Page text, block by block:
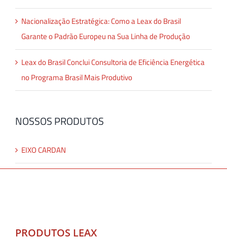
Nacionalização Estratégica: Como a Leax do Brasil
Garante o Padrão Europeu na Sua Linha de Produção
Leax do Brasil Conclui Consultoria de Eficiência Energética
no Programa Brasil Mais Produtivo
NOSSOS PRODUTOS
EIXO CARDAN
PRODUTOS LEAX